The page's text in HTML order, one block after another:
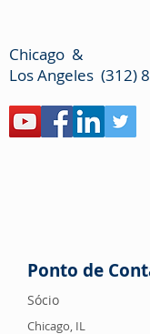
Chicago &
Los Angeles (312)
Ponto de
Sócio
Chicago, IL